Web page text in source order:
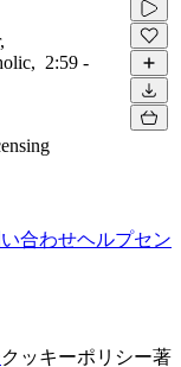
2:59 -
合わせヘルプセン
クッキーポリシー著